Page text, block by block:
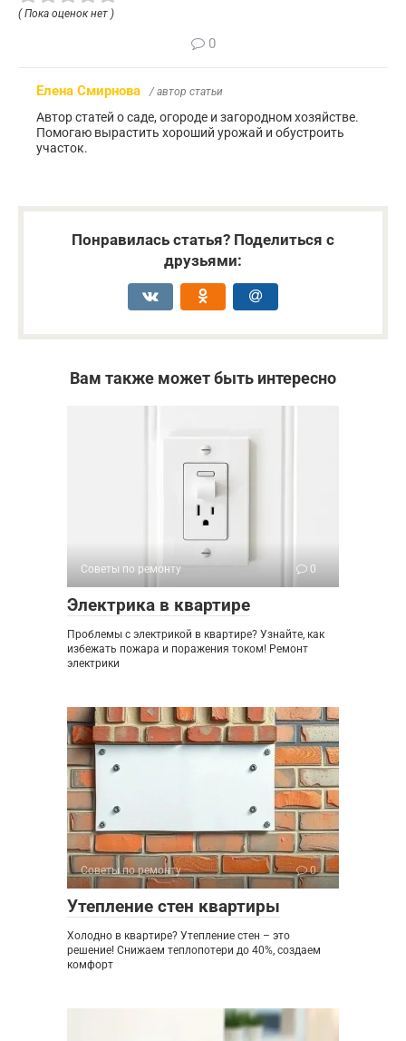
( Пока оценок нет )
0
Елена Смирнова / автор статьи
Автор статей о саде, огороде и загородном хозяйстве.
Помогаю вырастить хороший урожай и обустроить
участок.
Понравилась статья? Поделиться с
друзьями:
Вам также может быть интересно
Советы по ремонту 0
Электрика в квартире
Проблемы с электрикой в квартире? Узнайте, как
избежать пожара и поражения током! Ремонт
электрики
Советы по ремонту 0
Утепление стен квартиры
Холодно в квартире? Утепление стен – это
решение! Снижаем теплопотери до 40%, создаем
комфорт